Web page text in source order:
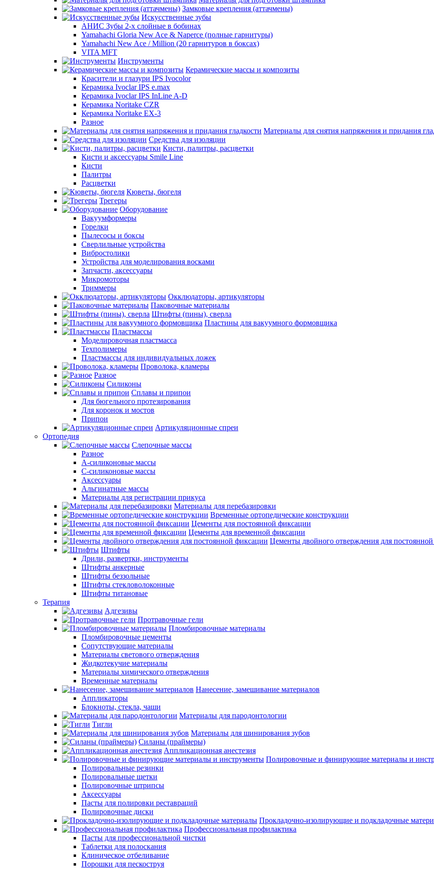
Замковые крепления (аттачмены)
Искусственные зубы
АНИС Зубы 2-х слойные в бобинах
Yamahachi Gloria New Ace & Naperce (полные гарнитуры)
Yamahachi New Ace / Million (20 гарнитуров в боксах)
VITA MFT
Инструменты
Керамические массы и композиты
Красители и глазури IPS Ivocolor
Керамика Ivoclar IPS e.max
Керамика Ivoclar IPS InLine A-D
Керамика Noritake CZR
Керамика Noritake EX-3
Разное
Материалы для снятия напряжения и придания
Средства для изоляции
Кисти, палитры, расцветки
Кисти и аксессуары Smile Line
Кисти
Палитры
Расцветки
Кюветы, бюгеля
Трегеры
Оборудование
Вакуумформеры
Горелки
Пылесосы и боксы
Сверлильные устройства
Вибростолики
Устройства для моделирования восками
Запчасти, аксессуары
Микромоторы
Триммеры
Окклюдаторы, артикуляторы
Паковочные материалы
Штифты (пины), сверла
Пластины для вакуумного формовщика
Пластмассы
Моделировочная пластмасса
Техполимеры
Пластмассы для индивидуальных ложек
Проволока, кламеры
Разное
Силиконы
Сплавы и припои
Для бюгельного протезирования
Для коронок и мостов
Припои
Артикуляционные спреи
Ортопедия
Слепочные массы
Разное
А-силиконовые массы
С-силиконовые массы
Аксессуары
Альгинатные массы
Материалы для регистрации прикуса
Материалы для перебазировки
Временные ортопедические конструкции
Цементы для постоянной фиксации
Цементы для временной фиксации
Цементы двойного отверждения для
Штифты
Дрили, развертки, инструменты
Штифты анкерные
Штифты беззольные
Штифты стекловолоконные
Штифты титановые
Терапия
Адгезивы
Протравочные гели
Пломбировочные материалы
Пломбировочные цементы
Сопутствующие материалы
Материалы светового отверждения
Жидкотекучие материалы
Материалы химического отверждения
Временные материалы
Нанесение, замешивание материалов
Аппликаторы
Блокноты, стекла, чаши
Материалы для пародонтологии
Тигли
Материалы для шинирования зубов
Силаны (праймеры)
Аппликационная анестезия
Полировочные и финирующие материалы и
Полировальные резинки
Полировальные щетки
Полировочные штрипсы
Аксессуары
Пасты для полировки реставраций
Полировочные диски
Прокладочно-изолирующие и подкладочные
Профессиональная профилактика
Пасты для профессиональной чистки
Таблетки для полоскания
Клиническое отбеливание
Порошки для пескоструя